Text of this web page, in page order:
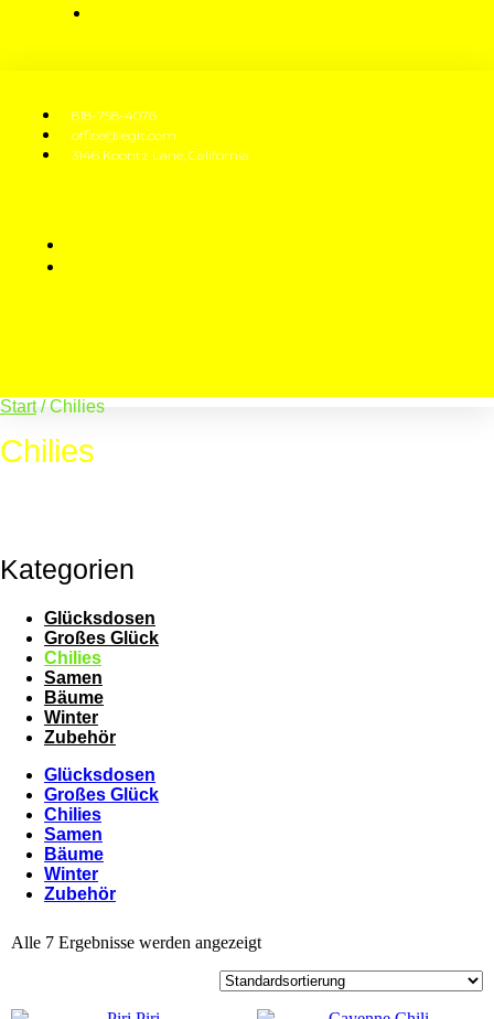
818-758-4076
office@legit.com
3146 Koontz Lane, California
Start/ Chilies
Chilies
Kategorien
Glücksdosen
Großes Glück
Chilies
Samen
Bäume
Winter
Zubehör
Glücksdosen
Großes Glück
Chilies
Samen
Bäume
Winter
Zubehör
Alle 7 Ergebnisse werden angezeigt